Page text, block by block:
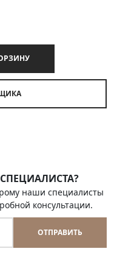
В КОРЗИНУ
наши специалисты
консультации.
ОТПРАВИТЬ